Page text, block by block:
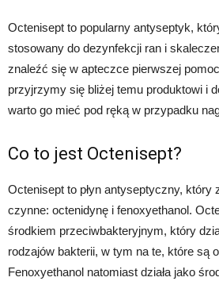
Octenisept to popularny antyseptyk,
stosowany do dezynfekcji ran i
znaleźć się w apteczce pierwszej
przyjrzymy się bliżej temu produktowi i
warto go mieć pod ręką w przypadku
Co to jest Octenisept?
Octenisept to płyn antyseptyczny, który
czynne: octenidynę i fenoxyethanol.
środkiem przeciwbakteryjnym, który
rodzajów bakterii, w tym na te, które są
Fenoxyethanol natomiast działa jako